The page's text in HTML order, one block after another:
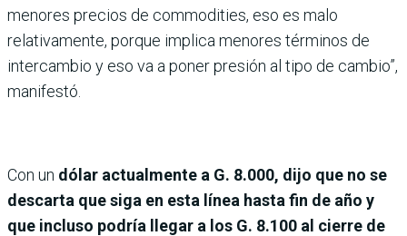
menores precios de commodities, eso es malo
relativamente, porque implica menores términos de
intercambio y eso va a poner presión al tipo de cambio”,
manifestó.
Con un dólar actualmente a G. 8.000, dijo que no se
descarta que siga en esta línea hasta fin de año y
que incluso podría llegar a los G. 8.100 al cierre de